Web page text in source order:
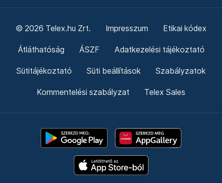
© 2026 Telex.hu Zrt. Impresszum Etikai kódex
Átláthatóság ÁSZF Adatkezelési tájékoztató
Sütitájékoztató Süti beállítások Szabályzatok
Kommentelési szabályzat Telex Sales